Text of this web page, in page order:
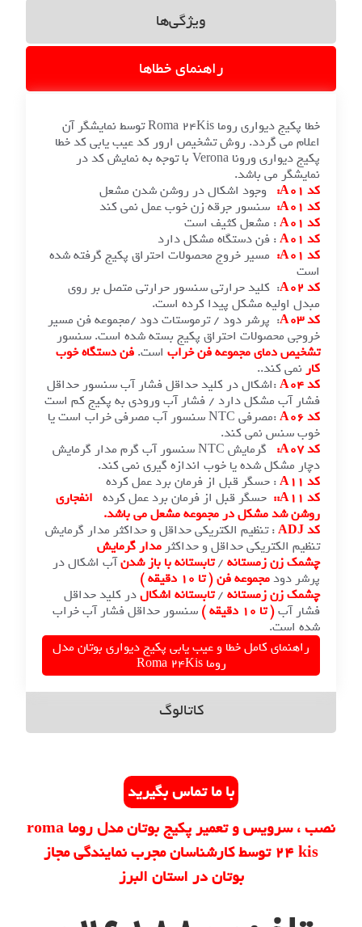
راهنمای خطاها
خطا پکیج دیواری روما Roma 24Kis توسط نمایشگر آن
گردد. روش تشخیص ارور کد عیب یابی کد خطا
پکیج دیواری ورونا Verona با توجه به نمایش کد در
می باشد.
وجود اشکال در روشن شدن مشعل
سنسور جرقه زن خوب عمل نمی کند
: مشعل کثیف است
: فن دستگاه مشکل دارد
مسیر خروج محصولات احتراق پکیج گرفته شده
: کلید حرارتی سنسور حرارتی متصل بر روی
مشکل پیدا کرده است.
: پرشر دود / ترموستات دود /مجموعه فن مسیر
احتراق پکیج بسته شده است. سنسور
مجموعه فن خراباست.فن دستگاه خوب
:اشکال در کلید حداقل فشار آب سنسور حداقل
مشکل دارد / فشار آب ورودی به پکیج کم است
:مصرفی NTC سنسور آب مصرفی خراب است یا
نمی کند.
گرمایش NTC سنسور آب گرم مدار گرمایش
شده یا خوب اندازه گیری نمی کند.
: حسگر قبل از فرمان برد عمل کرده
حسگر قبل از فرمان برد عمل کرده انفجاری
مشکل در مجموعه مشعل می باشد.
: تنظیم الکتریکی حداقل و حداکثر مدار گرمایش
حداقل و حداکثرمدار گرمایش
زمستانه/تابستانه با باز شدنآب اشکال در
مجموعه فن ( تا ۱۰ دقیقه )
زمستانه/تابستانه اشکالدر کلید حداقل
سنسور حداقل فشار آب خراب
کامل خطا و عیب یابی پکیج دیواری بوتان مدل
با ما تماس بگیرید
نصب ، سرویس و تعمیر پکیج بوتان مدل روما roma
24 kis توسط کارشناسان مجرب نمایندگی مجاز
بوتان در استان البرز